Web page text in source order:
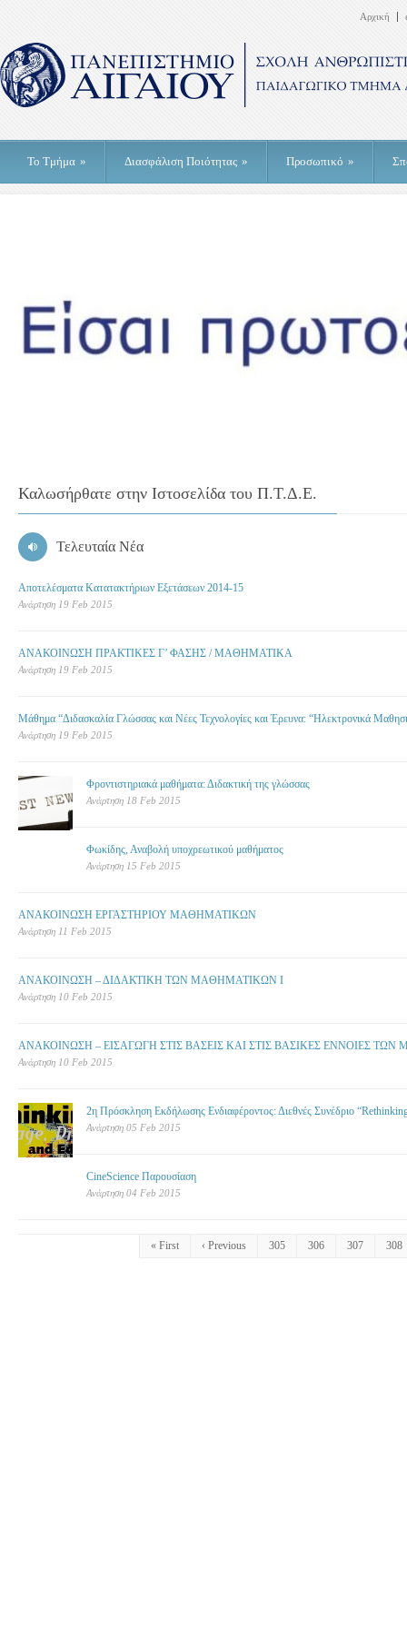
Αρχική
Το Τμήμα » Διασφάλιση Ποιότητας » Προσωπικό »
Καλωσήρθατε στην Ιστοσελίδα του Π.Τ.Δ.Ε.
Τελευταία Νέα
Αποτελέσματα Κατατακτήριων Εξετάσεων 2014-15
Ανάρτηση 19 Feb 2015
ΑΝΑΚΟΙΝΩΣΗ ΠΡΑΚΤΙΚΕΣ Γ’ ΦΑΣΗΣ / ΜΑΘΗΜΑΤΙΚΑ
Ανάρτηση 19 Feb 2015
Μάθημα “Διδασκαλία Γλώσσας και Νέες Τεχνολογίες και Έρευνα: “Ηλεκτρονικά
Ανάρτηση 19 Feb 2015
Φροντιστηριακά μαθήματα: Διδακτική της γλώσσας
Ανάρτηση 18 Feb 2015
Φωκίδης, Αναβολή υποχρεωτικού μαθήματος
Ανάρτηση 15 Feb 2015
ΑΝΑΚΟΙΝΩΣΗ ΕΡΓΑΣΤΗΡΙΟΥ ΜΑΘΗΜΑΤΙΚΩΝ
Ανάρτηση 11 Feb 2015
ΑΝΑΚΟΙΝΩΣΗ – ΔΙΔΑΚΤΙΚΗ ΤΩΝ ΜΑΘΗΜΑΤΙΚΩΝ Ι
Ανάρτηση 10 Feb 2015
ΑΝΑΚΟΙΝΩΣΗ – ΕΙΣΑΓΩΓΗ ΣΤΙΣ ΒΑΣΕΙΣ ΚΑΙ ΣΤΙΣ ΒΑΣΙΚΕΣ ΕΝΝΟΙΕΣ
Ανάρτηση 10 Feb 2015
2η Πρόσκληση Εκδήλωσης Ενδιαφέροντος: Διεθνές Συνέδριο
Ανάρτηση 05 Feb 2015
CineScience Παρουσίαση
Ανάρτηση 04 Feb 2015
« First ‹ Previous 305 306 307 308